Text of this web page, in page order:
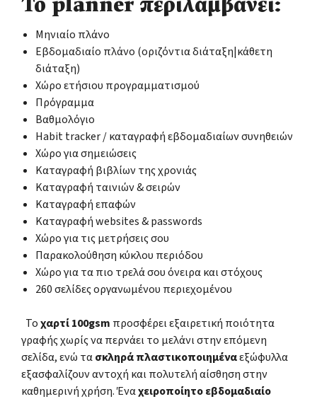
Το planner περιλαμβάνει:
Μηνιαίο πλάνο
Εβδομαδιαίο πλάνο (οριζόντια διάταξη|κάθετη
διάταξη)
Χώρο ετήσιου προγραμματισμού
Πρόγραμμα
Βαθμολόγιο
Habit tracker / καταγραφή εβδομαδιαίων συνηθειών
Χώρο για σημειώσεις
Καταγραφή βιβλίων της χρονιάς
Καταγραφή ταινιών & σειρών
Καταγραφή επαφών
Καταγραφή websites & passwords
Χώρο για τις μετρήσεις σου
Παρακολούθηση κύκλου περιόδου
Χώρο για τα πιο τρελά σου όνειρα και στόχους
260 σελίδες οργανωμένου περιεχομένου
Τοχαρτί 100gsm προσφέρει εξαιρετική ποιότητα
γραφής χωρίς να περνάει το μελάνι στην επόμενη
σελίδα, ενώ τασκληρά πλαστικοποιημέναεξώφυλλα
εξασφαλίζουν αντοχή και πολυτελή αίσθηση στην
καθημερινή χρήση. Έναχειροποίητο εβδομαδιαίο